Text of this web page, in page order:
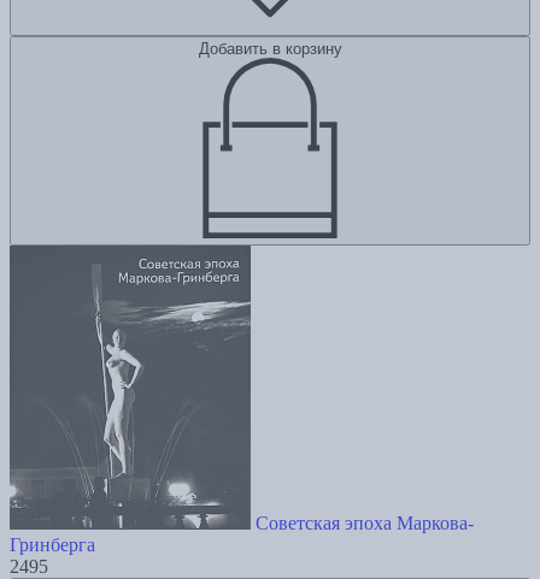
Добавить в корзину
Советская эпоха Маркова-
Гринберга
2495